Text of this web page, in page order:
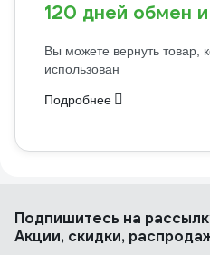
120 дней обмен и
Вы можете вернуть товар,
использован
Подробнее
Подпишитесь на
Акции, скидки,